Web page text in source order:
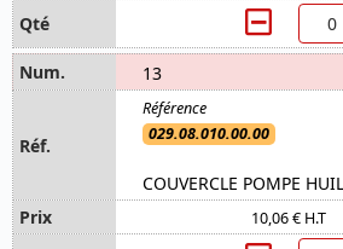
13
029.08.010.00.00
COUVERCLE POMPE
10,06 € H.T